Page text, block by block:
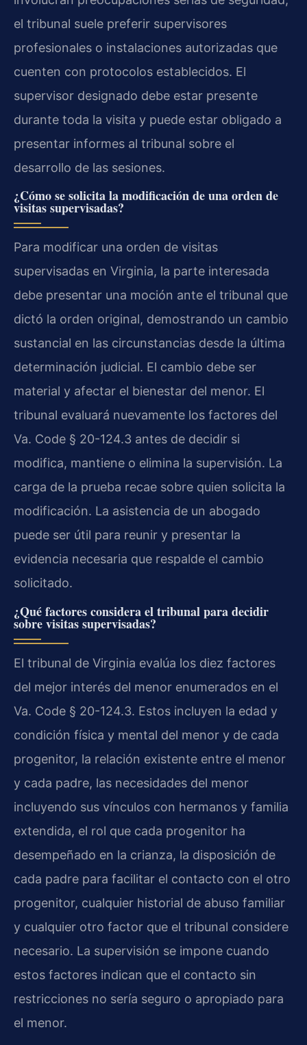
el tribunal suele preferir supervisores
profesionales o instalaciones autorizadas que
cuenten con protocolos establecidos. El
supervisor designado debe estar presente
durante toda la visita y puede estar obligado a
presentar informes al tribunal sobre el
desarrollo de las sesiones.
¿Cómo se solicita la modificación de una orden de
visitas supervisadas?
Para modificar una orden de visitas
supervisadas en Virginia, la parte interesada
debe presentar una moción ante el tribunal que
dictó la orden original, demostrando un cambio
sustancial en las circunstancias desde la última
determinación judicial. El cambio debe ser
material y afectar el bienestar del menor. El
tribunal evaluará nuevamente los factores del
Va. Code § 20-124.3 antes de decidir si
modifica, mantiene o elimina la supervisión. La
carga de la prueba recae sobre quien solicita la
modificación. La asistencia de un abogado
puede ser útil para reunir y presentar la
evidencia necesaria que respalde el cambio
solicitado.
¿Qué factores considera el tribunal para decidir
sobre visitas supervisadas?
El tribunal de Virginia evalúa los diez factores
del mejor interés del menor enumerados en el
Va. Code § 20-124.3. Estos incluyen la edad y
condición física y mental del menor y de cada
progenitor, la relación existente entre el menor
y cada padre, las necesidades del menor
incluyendo sus vínculos con hermanos y familia
extendida, el rol que cada progenitor ha
desempeñado en la crianza, la disposición de
cada padre para facilitar el contacto con el otro
progenitor, cualquier historial de abuso familiar
y cualquier otro factor que el tribunal considere
necesario. La supervisión se impone cuando
estos factores indican que el contacto sin
restricciones no sería seguro o apropiado para
el menor.